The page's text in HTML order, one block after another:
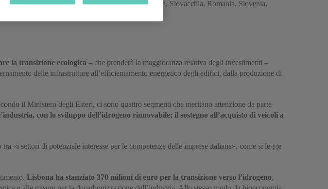
Lussemburgo, Malta, Portogallo, Repubblica Ceca, Slovacchia, Romania, Slovenia,
Bassi, Polonia, Svezia, Ungheria).
la transizione ecologica – che prenderà la maggioranza relativa degli investimenti –
delle infrastrutture all’efficientamento energetico degli edifici, dalla produzione di
il Ministero degli Esteri, ci sono quattro segmenti che meritano attenzione da parte
con lo sviluppo dell’idrogeno rinnovabile; il sostegno all’acquisto di veicoli a
«i settori di potenziale interesse per le competenze delle imprese italiane», come si legge
Lisbona ha stanziato 370 milioni di euro per la transizione verso l’idrogeno,